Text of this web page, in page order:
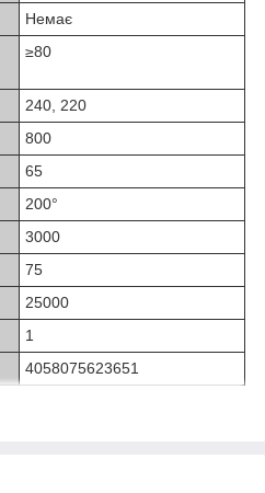
Немає
≥80
240, 220
800
65
200°
3000
75
25000
1
4058075623651